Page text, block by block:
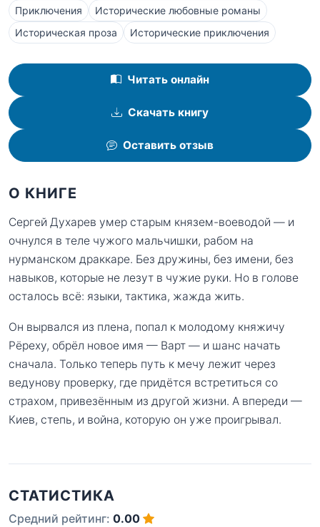
Приключения
Исторические любовные романы
Историческая проза
Исторические приключения
Читать онлайн
Скачать книгу
Оставить отзыв
О КНИГЕ
Сергей Духарев умер старым князем-воеводой — и
очнулся в теле чужого мальчишки, рабом на
нурманском драккаре. Без дружины, без имени, без
навыков, которые не лезут в чужие руки. Но в голове
осталось всё: языки, тактика, жажда жить.
Он вырвался из плена, попал к молодому княжичу
Рёреху, обрёл новое имя — Варт — и шанс начать
сначала. Только теперь путь к мечу лежит через
ведунову проверку, где придётся встретиться со
страхом, привезённым из другой жизни. А впереди —
Киев, степь, и война, которую он уже проигрывал.
СТАТИСТИКА
Средний рейтинг: 0.00